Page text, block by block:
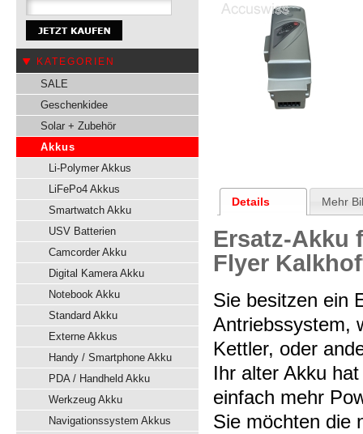
KATEGORIEN
SALE
Geschenkidee
Solar + Zubehör
Akkus
Li-Polymer Akkus
LiFePo4 Akkus
Smartwatch Akku
USV Batterien
Camcorder Akku
Digital Kamera Akku
Notebook Akku
Standard Akku
Externe Akkus
Handy / Smartphone Akku
PDA / Handheld Akku
Werkzeug Akku
Navigationssystem Akkus
Details Mehr
Ersatz-Akku
Flyer
Sie besitzen ein
Antriebssystem,
Kettler, oder
Ihr alter Akku
einfach mehr
Sie möchten die